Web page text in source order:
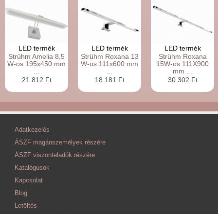
LED termék
Strühm Amelia 8,5
W-os 195x450 mm
21 812 Ft
LED termék
Strühm Roxana 13
W-os 111x600 mm
18 181 Ft
LED termék
Strühm Roxana
15W-os 111X900
mm ...
30 302 Ft
Adatkezelés
ÁSZF magánszemélyek részére
ÁSZF viszonteladók részére
Katalógusok
Kapcsolat
Blog
Letöltés